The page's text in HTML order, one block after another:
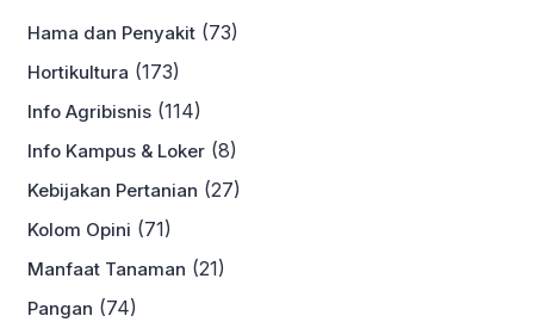
Hama dan Penyakit (73)
Hortikultura (173)
Info Agribisnis (114)
Info Kampus & Loker (8)
Kebijakan Pertanian (27)
Kolom Opini (71)
Manfaat Tanaman (21)
Pangan (74)